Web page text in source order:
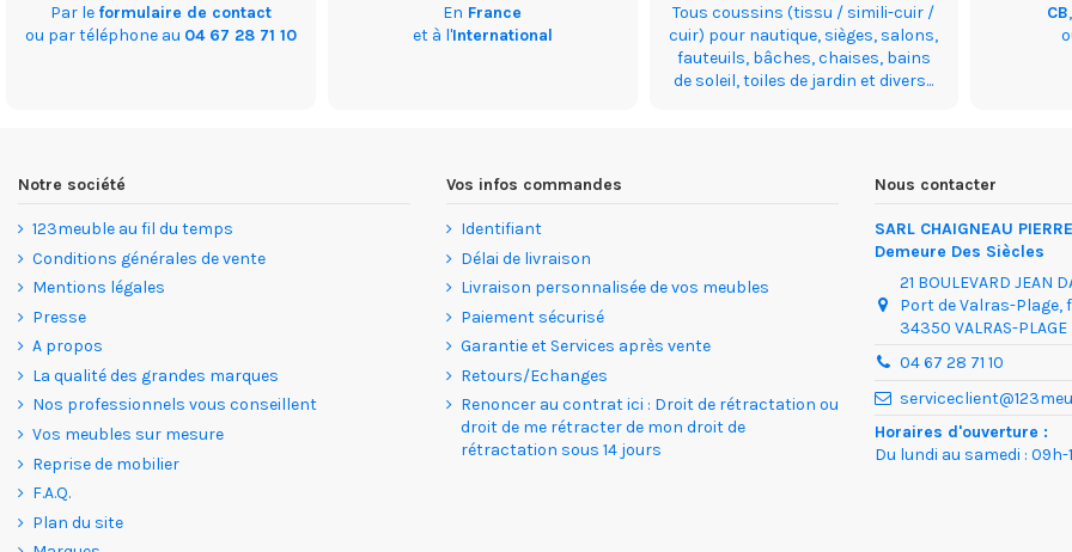
Par le formulaire de contact
ou par téléphone au 04 67 28 71 10
En France
et à l'International
Tous coussins (tissu / simili-cuir /
cuir) pour nautique, sièges, salons,
fauteuils, bâches, chaises, bains
de soleil, toiles de jardin et divers...
CB,
Notre société
123meuble au fil du temps
Conditions générales de vente
Mentions légales
Presse
A propos
La qualité des grandes marques
Nos professionnels vous conseillent
Vos meubles sur mesure
Reprise de mobilier
F.A.Q.
Plan du site
Vos infos commandes
Identifiant
Délai de livraison
Livraison personnalisée de vos meubles
Paiement sécurisé
Garantie et Services après vente
Retours/Echanges
Renoncer au contrat ici : Droit de rétractation ou
droit de me rétracter de mon droit de
rétractation sous 14 jours
Nous contacter
SARL CHAIGNEAU
Demeure Des Siècles
21 BOULEVARD JEAN
Port de Valras-Plage,
34350 VALRAS-PLAGE
04 67 28 71 10
Horaires d'ouverture :
Du lundi au samedi : 09h-